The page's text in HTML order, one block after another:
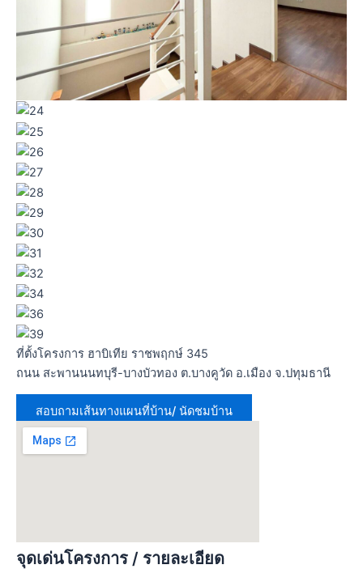
ที่ตั้งโครงการ ฮาบิเทีย ราชพฤกษ์ 345
ถนน สะพานนนทบุรี-บางบัวทอง ต.บางคูวัด อ.เมือง จ.ปทุมธานี
สอบถามเส้นทางแผนที่บ้าน/ นัดชมบ้าน
จุดเด่นโครงการ / รายละเอียด